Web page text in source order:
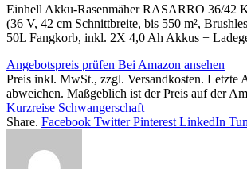
Einhell Akku-Rasenmäher RASARRO 36/42
(36 V, 42 cm Schnittbreite, bis 550 m²,
50L Fangkorb, inkl. 2X 4,0 Ah Akkus +
Angebotspreis prüfen Bei Amazon ansehen
Preis inkl. MwSt., zzgl. Versandkosten. Letzte
abweichen. Maßgeblich ist der Preis auf der
Kurzreise Schwangerschaft
Share. Facebook Twitter Pinterest LinkedIn